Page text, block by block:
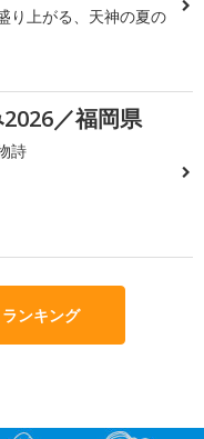
り上がる、天神の夏の
／福岡県
詩
ンキング